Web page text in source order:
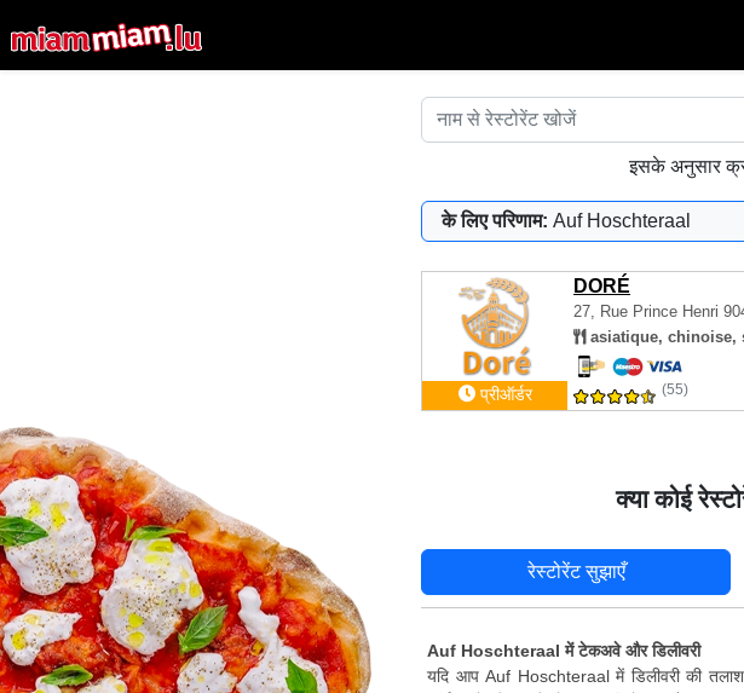
इसके अनुसार
के लिए परिणाम: Auf Hoschteraal
DORÉ
27, Rue Prince Henri
asiatique, chinoise,
प्रीऑर्डर (55)
क्या कोई
रेस्टोरेंट सुझाएँ
Auf Hoschteraal में टेकअवे और डिलीवरी
यदि आप Auf Hoschteraal में डिलीवरी की